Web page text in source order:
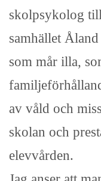
skolpsykolog
samhället
som mår illa,
av våld och
skolan och
elevvården.